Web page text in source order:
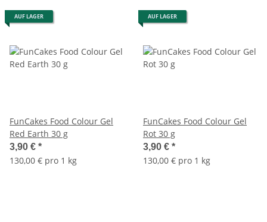
AUF LAGER
FunCakes Food Colour Gel
Red Earth 30 g
3,90 € *
130,00 € pro 1 kg
AUF LAGER
FunCakes Food Colour Gel
Rot 30 g
3,90 € *
130,00 € pro 1 kg